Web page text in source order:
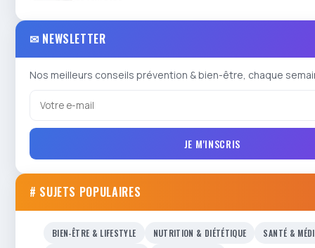
✉ NEWSLETTER
Nos meilleurs conseils prévention & bien-être, chaque
JE M'INSCRIS
# SUJETS POPULAIRES
BIEN-ÊTRE & LIFESTYLE NUTRITION & DIÉTÉTIQUE SANTÉ &